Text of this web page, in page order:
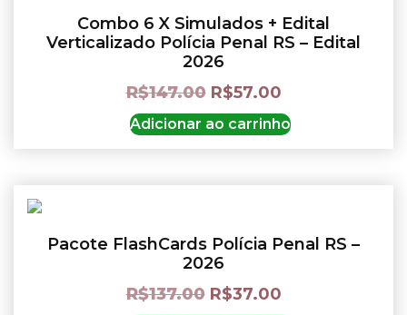
Combo 6 X Simulados + Edital
Verticalizado Polícia Penal RS – Edital
2026
R$147.00 R$57.00
Adicionar ao carrinho
Pacote FlashCards Polícia Penal RS –
2026
R$137.00 R$37.00